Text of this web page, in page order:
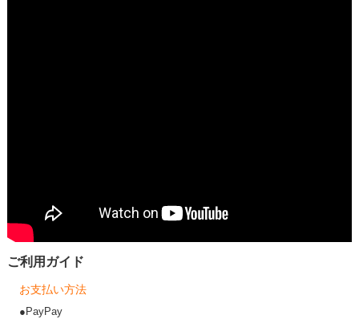
ご利用ガイド
お支払い方法
●PayPay